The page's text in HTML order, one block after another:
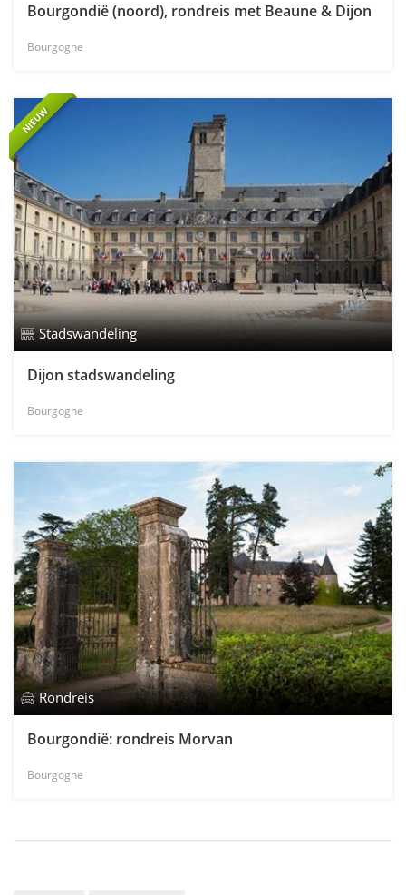
Bourgondië (noord), rondreis met Beaune & Dijon
Bourgogne
NIEUW
Stadswandeling
Dijon stadswandeling
Bourgogne
Rondreis
Bourgondië: rondreis Morvan
Bourgogne